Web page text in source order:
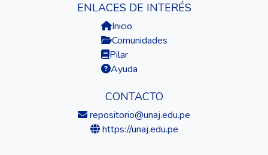
ENLACES DE INTERÉS
Inicio
Comunidades
Pilar
Ayuda
CONTACTO
repositorio@unaj.edu.pe
https://unaj.edu.pe